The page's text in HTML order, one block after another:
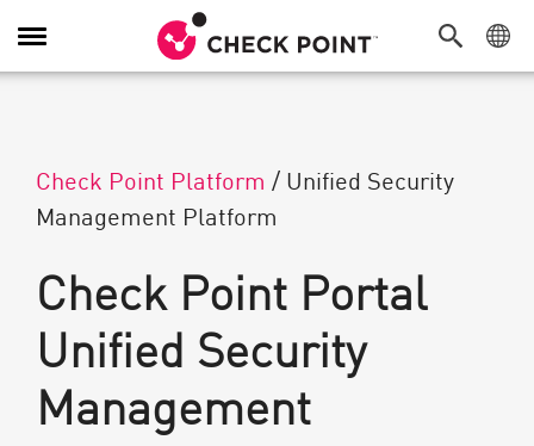
切換導覽功能
Check Point Platform / Unified Security
Management Platform
Check Point Portal
Unified Security
Management